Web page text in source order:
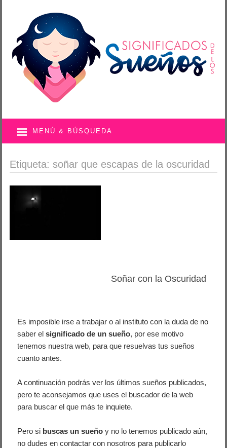
MENÚ & BÚSQUEDA
Etiqueta: soñar que escapas de la oscuridad
Soñar con la Oscuridad
Es imposible irse a trabajar o al instituto con la duda de no
saber elsignificado de un sueño, por ese motivo
tenemos nuestra web, para que resuelvas tus sueños
cuanto antes.
A continuación podrás ver los últimos sueños publicados,
pero te aconsejamos que uses el buscador de la web
para buscar el que más te inquiete.
Pero si buscas un sueño y no lo tenemos publicado aún,
no dudes en contactar con nosotros para publicarlo